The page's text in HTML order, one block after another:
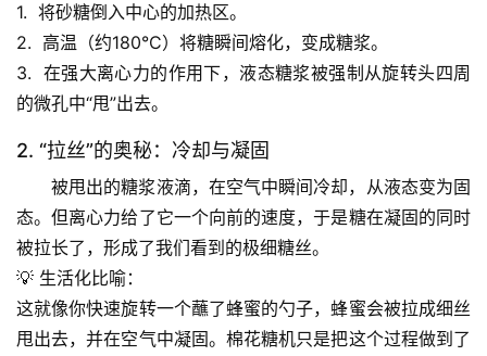
1.  将砂糖倒入中心的加热区。
2.  高温（约180°C）将糖瞬间熔化，变成糖浆。
3.  在强大离心力的作用下，液态糖浆被强制从旋转头四周
的微孔中“甩”出去。
2. “拉丝”的奥秘：冷却与凝固
被甩出的糖浆液滴，在空气中瞬间冷却，从液态变为固
态。但离心力给了它一个向前的速度，于是糖在凝固的同时
被拉长了 ，形成了我们看到的极细糖丝。
💡 生活化比喻：
这就像你快速旋转一个蘸了蜂蜜的勺子，蜂蜜会被拉成细丝
甩出去，并在空气中凝固。棉花糖机只是把这个过程做到了